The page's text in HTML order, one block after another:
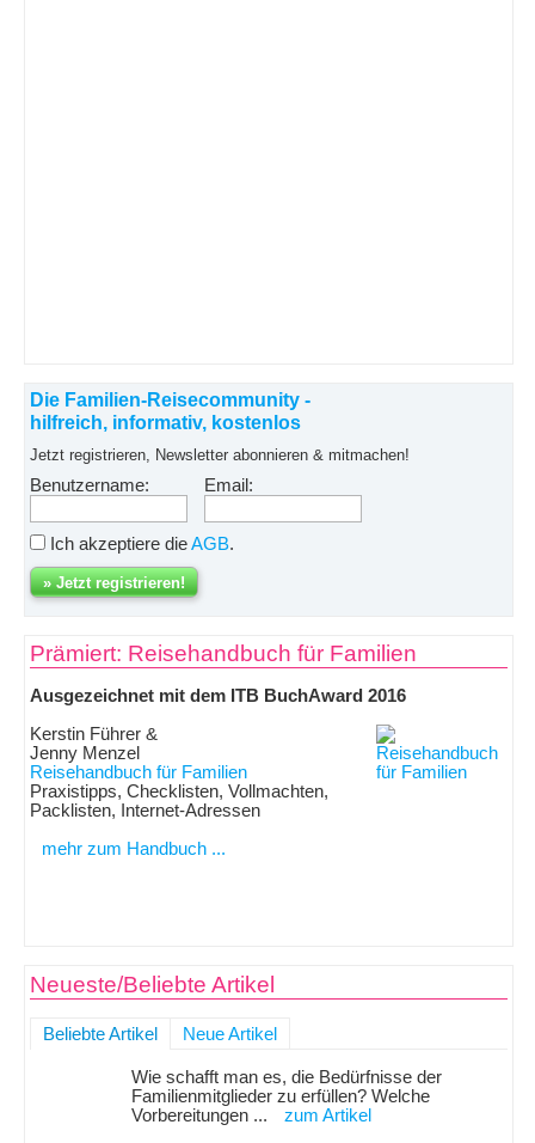
Die Familien-Reisecommunity -
hilfreich, informativ, kostenlos
Jetzt registrieren, Newsletter abonnieren & mitmachen!
Benutzername: Email:
Ich akzeptiere dieAGB.
Prämiert: Reisehandbuch für Familien
Ausgezeichnet mit dem ITB BuchAward 2016
Kerstin Führer &
Jenny Menzel
Reisehandbuch für Familien
Praxistipps, Checklisten, Vollmachten,
Packlisten, Internet-Adressen
mehr zum Handbuch ...
Neueste/Beliebte Artikel
Beliebte Artikel Neue Artikel
Wie schafft man es, die Bedürfnisse der
Familienmitglieder zu erfüllen? Welche
Vorbereitungen ...
zum Artikel